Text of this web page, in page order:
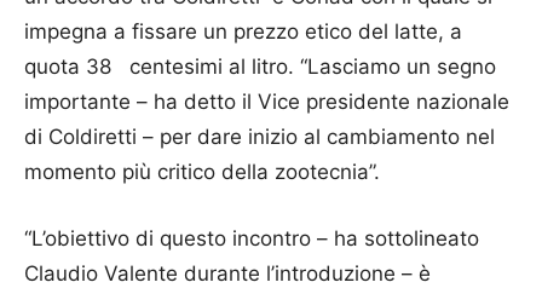
impegna a fissare un prezzo etico del latte, a
quota 38 centesimi al litro. “Lasciamo un segno
importante – ha detto il Vice presidente nazionale
di Coldiretti – per dare inizio al cambiamento nel
momento più critico della zootecnia”.
“L’obiettivo di questo incontro – ha sottolineato
Claudio Valente durante l’introduzione – è